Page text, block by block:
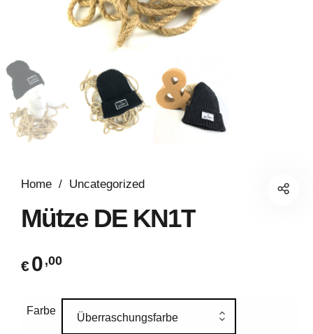
Home / Uncategorized
Mütze DE KN1T
€0 ,00
Farbe
Überraschungsfarbe